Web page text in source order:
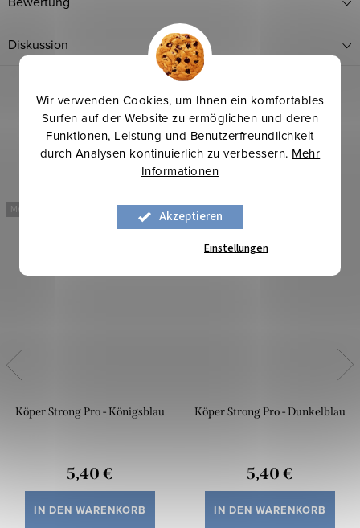
Wir verwenden Cookies, um Ihnen ein komfortables
Surfen auf der Website zu ermöglichen und deren
Funktionen, Leistung und Benutzerfreundlichkeit
durch Analysen kontinuierlich zu verbessern. Mehr
Informationen
Akzeptieren
Einstellungen
Diskussion
Mehr für weniger
Köper Strong Pro - Königsblau
5,40 €
IN DEN WARENKORB
Neu
Köper Strong Pro - Dunkelblau
5,40 €
IN DEN WARENKORB